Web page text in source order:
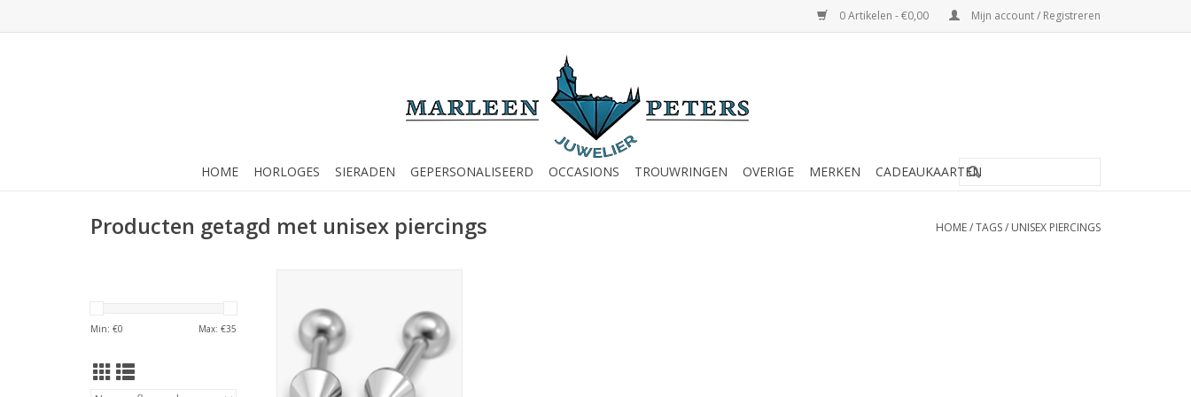
0 Artikelen - €0,00 Mijn account / Registreren
HOME HORLOGES SIERADEN GEPERSONALISEERD OCCASIONS TROUWRINGEN OVERIGE MERKEN CADEAUKAARTEN
Producten getagd met unisex piercings HOME/TAGS/ UNISEX PIERCINGS
Min: €0 Max: €35
TOEVOEGEN AAN WINKELWAGEN